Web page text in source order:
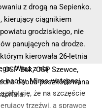
Buk, OSP Szewce,
osoba poszkodowana
z drogą na Sepienko.
kierujący ciągnikiem
grodziskiego, nie
panujących na drodze.
kierowała 26-letnia
Wraz z nią
osoby. Mimo wstępnej
się, że na szczęście
trzeźwi, a sprawcę